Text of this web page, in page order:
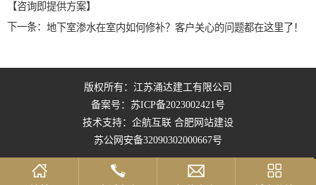
【咨询即提供方案】
下一条： 地下室渗水在室内如何修补？客户关心的问题都在这里了！
版权所有：江苏涌达建工有限公司
备案号： 苏ICP备2023002421号
技术支持：企航互联 合肥网站建设
苏公网安备32090302000667号